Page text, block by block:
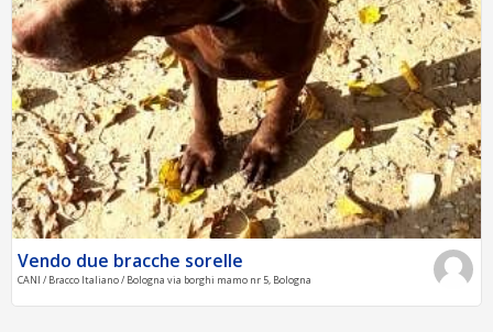
Vendo due bracche sorelle
CANI / Bracco Italiano / Bologna via borghi mamo nr 5, Bologna